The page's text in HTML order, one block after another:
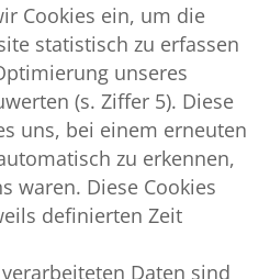
Cookies ein, um die
statistisch zu erfassen
unseres
(s. Ziffer 5). Diese
uns, bei einem erneuten
zu erkennen,
waren. Diese Cookies
definierten Zeit
Daten sind